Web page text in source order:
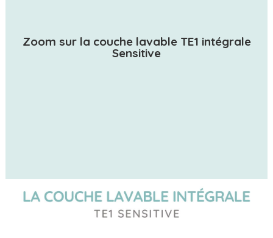
Zoom sur la couche lavable TE1 intégrale
Sensitive